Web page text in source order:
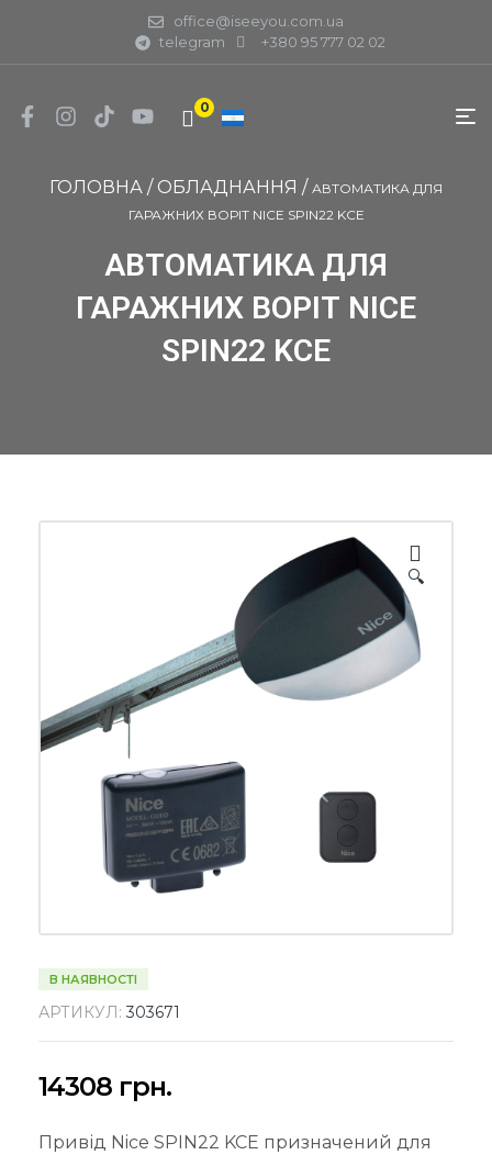
office@iseeyou.com.ua
telegram
+380 95 777 02 02
0
ГОЛОВНА / ОБЛАДНАННЯ / АВТОМАТИКА ДЛЯ
ГАРАЖНИХ ВОРІТ NICE SPIN22 KCE
АВТОМАТИКА ДЛЯ
ГАРАЖНИХ ВОРІТ NICE
SPIN22 KCE
🔍
В НАЯВНОСТІ
АРТИКУЛ: 303671
14308 грн.
Привід Nice SPIN22 KCE призначений для